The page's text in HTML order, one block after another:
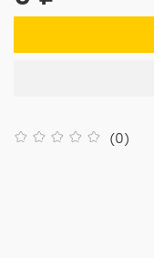
(0)